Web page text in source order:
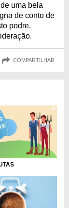
uma bela
de conto de
podre.
COMPARTILHAR